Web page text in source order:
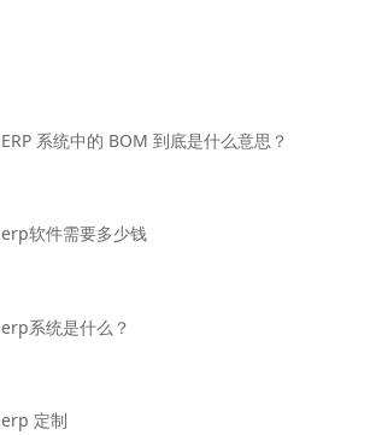
ERP 系统中的 BOM 到底是什么意思？
erp软件需要多少钱
erp系统是什么？
erp 定制